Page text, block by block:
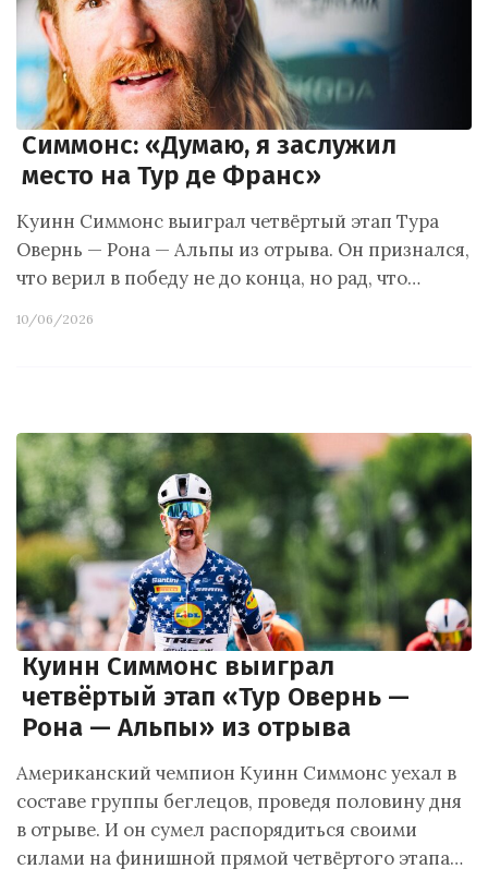
Симмонс: «Думаю, я заслужил
место на Тур де Франс»
Куинн Симмонс выиграл четвёртый этап Тура
Овернь — Рона — Альпы из отрыва. Он признался,
что верил в победу не до конца, но рад, что…
10/06/2026
Куинн Симмонс выиграл
четвёртый этап «Тур Овернь —
Рона — Альпы» из отрыва
Американский чемпион Куинн Симмонс уехал в
составе группы беглецов, проведя половину дня
в отрыве. И он сумел распорядиться своими
силами на финишной прямой четвёртого этапа…